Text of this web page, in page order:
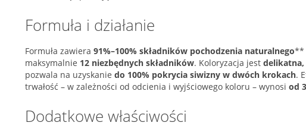
Formuła i działanie
Formuła zawiera 91%–100% składników pochodzenia naturalnego**
maksymalnie 12 niezbędnych składników. Koloryzacja jest delikatna,
pozwala na uzyskanie do 100% pokrycia siwizny w dwóch krokach.
trwałość – w zależności od odcienia i wyjściowego koloru – wynosi od
Dodatkowe właściwości